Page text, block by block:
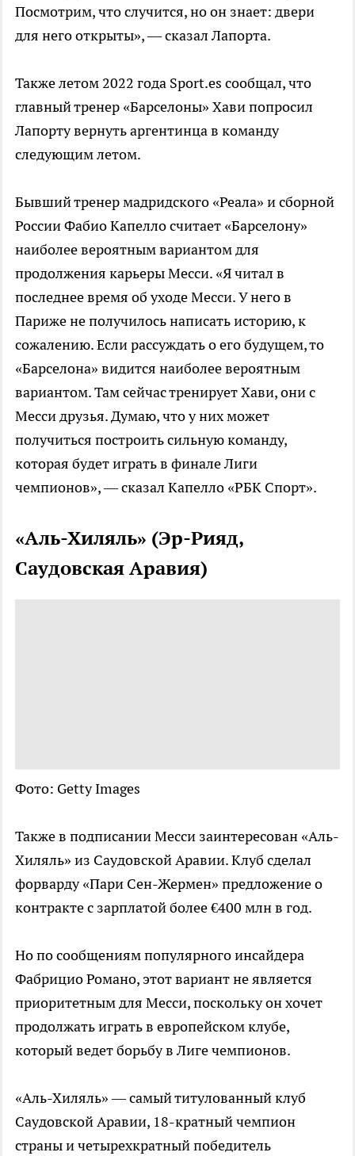
Посмотрим, что случится, но он знает: двери
для него открыты», — сказал Лапорта.
Также летом 2022 года Sport.es сообщал, что
главный тренер «Барселоны» Хави попросил
Лапорту вернуть аргентинца в команду
следующим летом.
Бывший тренер мадридского «Реала» и сборной
России Фабио Капелло считает «Барселону»
наиболее вероятным вариантом для
продолжения карьеры Месси. «Я читал в
последнее время об уходе Месси. У него в
Париже не получилось написать историю, к
сожалению. Если рассуждать о его будущем, то
«Барселона» видится наиболее вероятным
вариантом. Там сейчас тренирует Хави, они с
Месси друзья. Думаю, что у них может
получиться построить сильную команду,
которая будет играть в финале Лиги
чемпионов», — сказал Капелло «РБК Спорт».
«Аль-Хиляль» (Эр-Рияд,
Саудовская Аравия)
Фото: Getty Images
Также в подписании Месси заинтересован «Аль-
Хиляль» из Саудовской Аравии. Клуб сделал
форварду «Пари Сен-Жермен» предложение о
контракте с зарплатой более €400 млн в год.
Но по сообщениям популярного инсайдера
Фабрицио Романо, этот вариант не является
приоритетным для Месси, поскольку он хочет
продолжать играть в европейском клубе,
который ведет борьбу в Лиге чемпионов.
«Аль-Хиляль» — самый титулованный клуб
Саудовской Аравии, 18-кратный чемпион
страны и четырехкратный победитель